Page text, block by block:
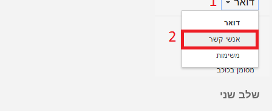
שלב שני